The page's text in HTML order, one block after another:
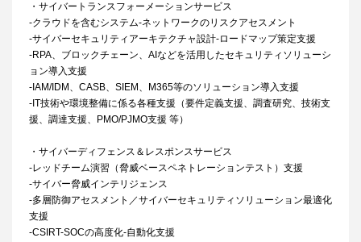
・サイバートランスフォーメーションサービス
-クラウドを含むシステム-ネットワークのリスクアセスメント
-サイバーセキュリティアーキテクチャ設計-ロードマップ策定支援
-RPA、ブロックチェーン、AIなどを活用したセキュリティソリューシ
ョン導入支援
-IAM/IDM、CASB、SIEM、M365等のソリューション導入支援
-IT技術や環境整備に係る各種支援（要件定義支援、調査研究、技術支
援、調達支援、PMO/PJMO支援 等）
・サイバーディフェンス＆レスポンスサービス
-レッドチーム演習（脅威ベースペネトレーションテスト）支援
-サイバー脅威インテリジェンス
-多層防御アセスメント／サイバーセキュリティソリューション最適化
支援
-CSIRT-SOCの高度化-自動化支援